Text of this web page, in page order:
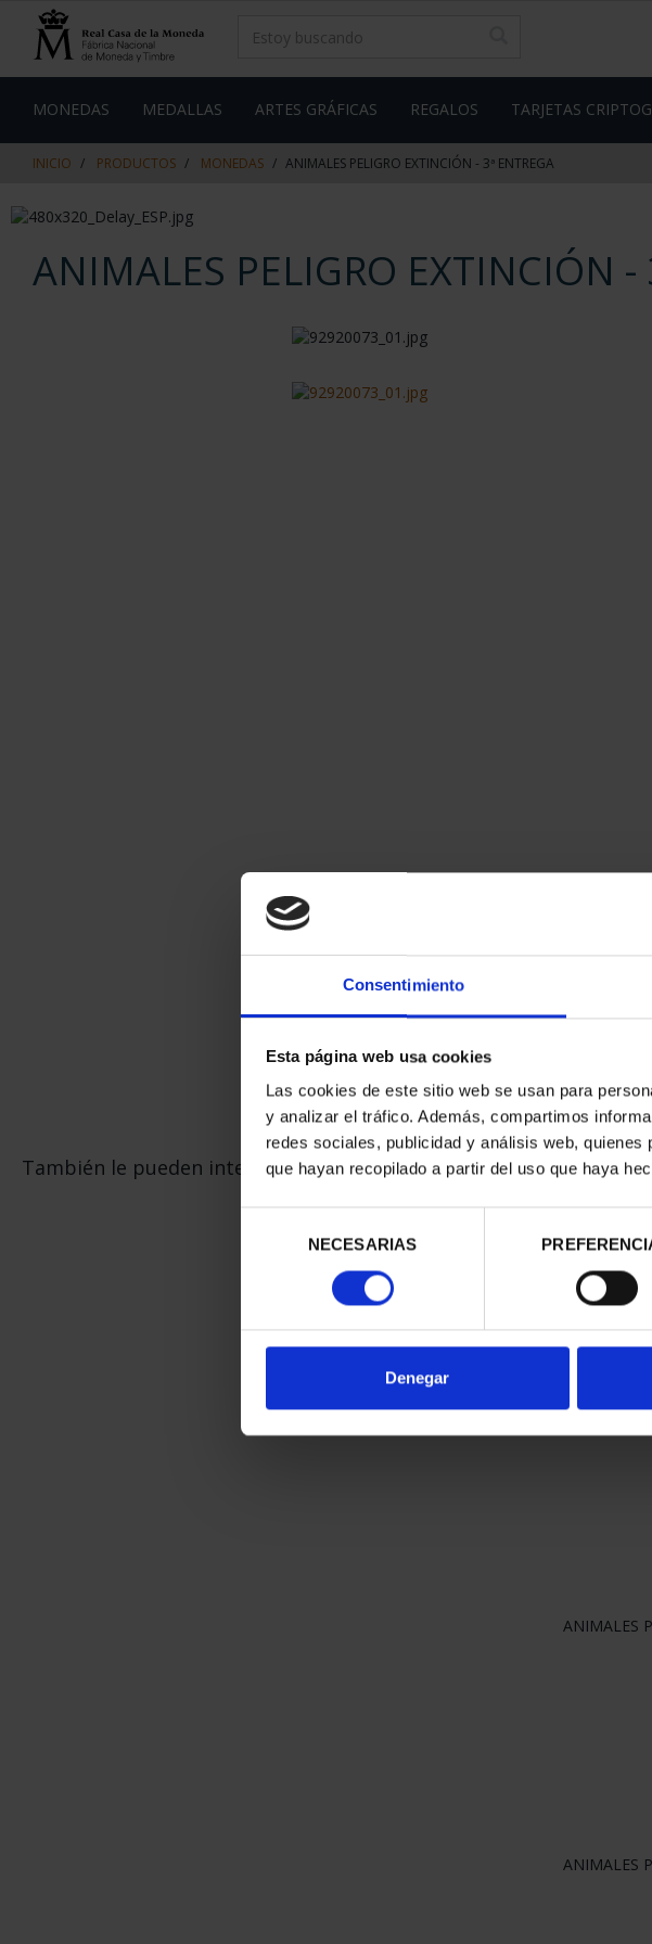
Consentimiento
Esta página web usa cookies
Las cookies de este sitio web se usan para
y analizar el tráfico. Además, compartimos
redes sociales, publicidad y análisis web,
que hayan recopilado a partir del uso que haya
consentimiento
NECESARIAS
Denegar
contenido
de
MONEDAS MEDALLAS ARTES GRÁFICAS REGALOS TARJETAS
INICIO PRODUCTOS MONEDAS ANIMALES PELIGRO EXTINCIÓN - 3ª ENTREGA
ANIMALES PELIGRO EXTINCIÓN -
También le pueden interesar estos productos:
ANIMALES
ANIMALES
ANIMALES